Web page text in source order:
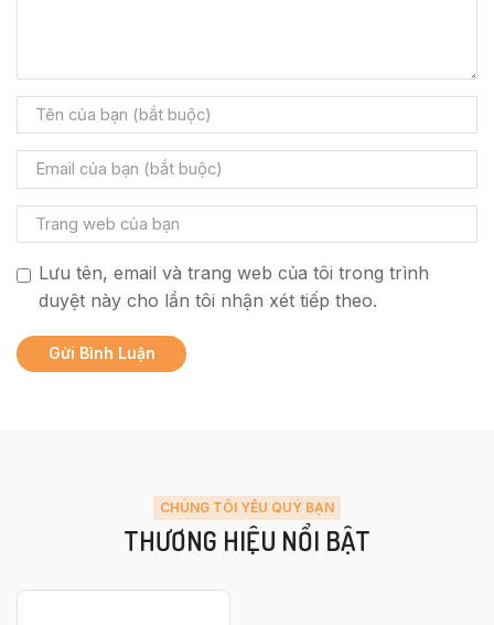
Lưu tên, email và trang web của tôi trong trình
duyệt này cho lần tôi nhận xét tiếp theo.
CHÚNG TÔI YÊU QUÝ BẠN
THƯƠNG HIỆU NỔI BẬT